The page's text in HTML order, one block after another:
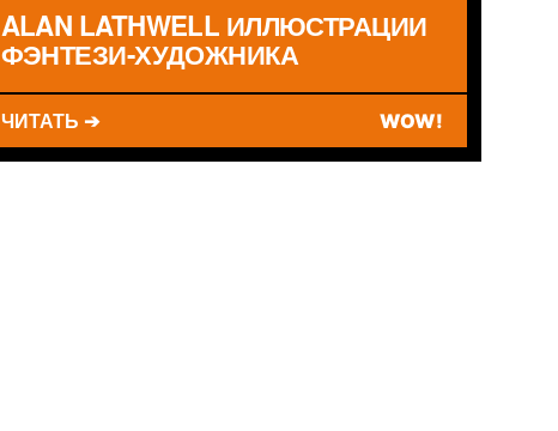
ALAN LATHWELL ИЛЛЮСТРАЦИИ
ФЭНТЕЗИ-ХУДОЖНИКА
ЧИТАТЬ ➔ WOW!